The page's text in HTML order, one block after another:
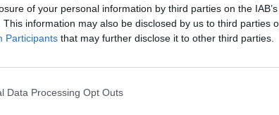
of your personal information by third parties on the
This information may also be disclosed by us to third parties
Participants that may further disclose it to other third parties.
Data Processing Opt Outs
στις 17:00 την Τετάρτη 12 Ιουλίου στην
που οδηγούσε το τζετ σκι φέρεται να
όταν για άγνωστες μέχρι αυτή τη
και παρέκλινε της πορείας του.